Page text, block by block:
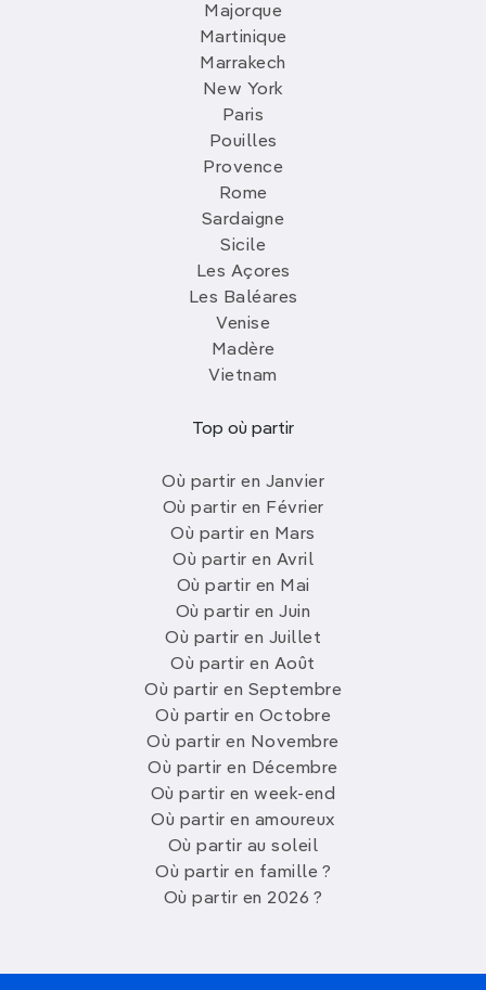
Majorque
Martinique
Marrakech
New York
Paris
Pouilles
Provence
Rome
Sardaigne
Sicile
Les Açores
Les Baléares
Venise
Madère
Vietnam
Top où partir
Où partir en Janvier
Où partir en Février
Où partir en Mars
Où partir en Avril
Où partir en Mai
Où partir en Juin
Où partir en Juillet
Où partir en Août
Où partir en Septembre
Où partir en Octobre
Où partir en Novembre
Où partir en Décembre
Où partir en week-end
Où partir en amoureux
Où partir au soleil
Où partir en famille ?
Où partir en 2026 ?